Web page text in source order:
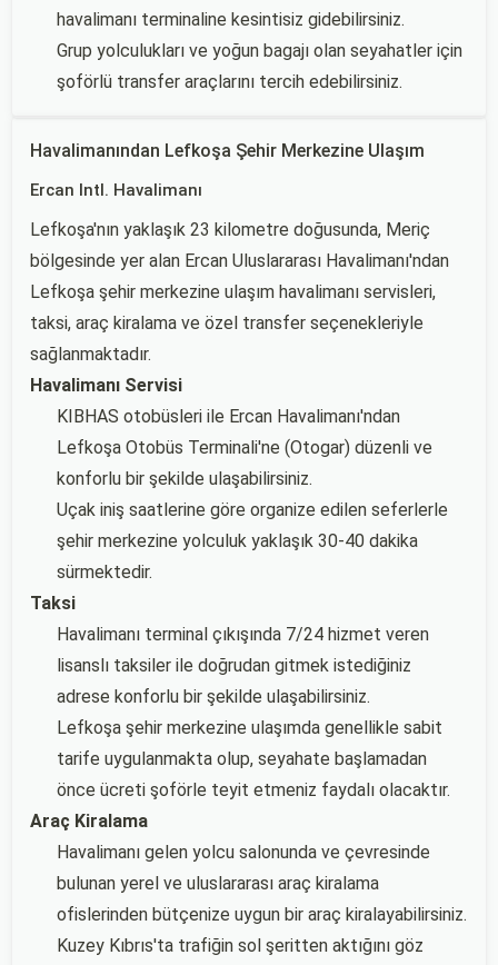
havalimanı terminaline kesintisiz gidebilirsiniz.
Grup yolculukları ve yoğun bagajı olan seyahatler için
şoförlü transfer araçlarını tercih edebilirsiniz.
Havalimanından Lefkoşa Şehir Merkezine Ulaşım
Ercan Intl. Havalimanı
Lefkoşa'nın yaklaşık 23 kilometre doğusunda, Meriç
bölgesinde yer alan Ercan Uluslararası Havalimanı'ndan
Lefkoşa şehir merkezine ulaşım havalimanı servisleri,
taksi, araç kiralama ve özel transfer seçenekleriyle
sağlanmaktadır.
Havalimanı Servisi
KIBHAS otobüsleri ile Ercan Havalimanı'ndan
Lefkoşa Otobüs Terminali'ne (Otogar) düzenli ve
konforlu bir şekilde ulaşabilirsiniz.
Uçak iniş saatlerine göre organize edilen seferlerle
şehir merkezine yolculuk yaklaşık 30-40 dakika
sürmektedir.
Taksi
Havalimanı terminal çıkışında 7/24 hizmet veren
lisanslı taksiler ile doğrudan gitmek istediğiniz
adrese konforlu bir şekilde ulaşabilirsiniz.
Lefkoşa şehir merkezine ulaşımda genellikle sabit
tarife uygulanmakta olup, seyahate başlamadan
önce ücreti şoförle teyit etmeniz faydalı olacaktır.
Araç Kiralama
Havalimanı gelen yolcu salonunda ve çevresinde
bulunan yerel ve uluslararası araç kiralama
ofislerinden bütçenize uygun bir araç kiralayabilirsiniz.
Kuzey Kıbrıs'ta trafiğin sol şeritten aktığını göz